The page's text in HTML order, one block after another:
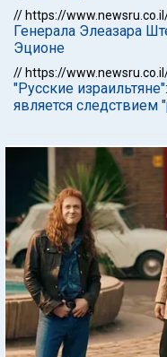
// https://
Генерала Элеазара
Эционе
// https://
"Русские
является следствием